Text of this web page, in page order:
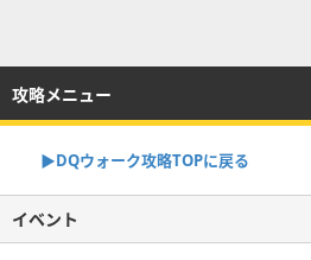
攻略メニュー
▶︎DQウォーク攻略TOPに戻る
イベント